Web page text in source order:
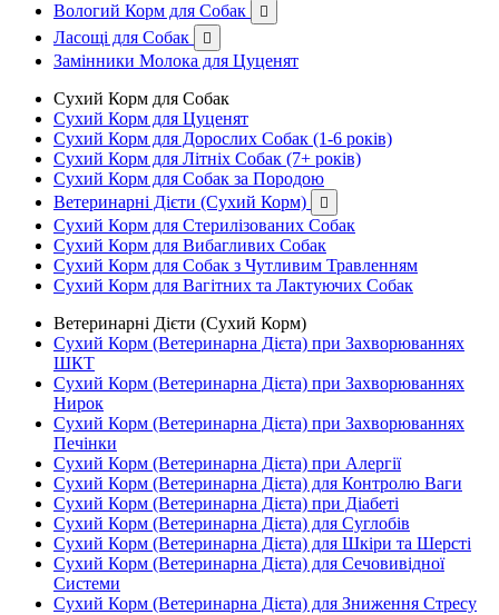
Вологий Корм для Собак 
Ласощі для Собак 
Замінники Молока для Цуценят
Сухий Корм для Собак
Сухий Корм для Цуценят
Сухий Корм для Дорослих Собак (1-6 років)
Сухий Корм для Літніх Собак (7+ років)
Сухий Корм для Собак за Породою
Ветеринарні Дієти (Сухий Корм)

Сухий Корм для Стерилізованих Собак
Сухий Корм для Вибагливих Собак
Сухий Корм для Собак з Чутливим Травленням
Сухий Корм для Вагітних та Лактуючих Собак
Ветеринарні Дієти (Сухий Корм)
Сухий Корм (Ветеринарна Дієта) при Захворюваннях
ШКТ
Сухий Корм (Ветеринарна Дієта) при Захворюваннях
Нирок
Сухий Корм (Ветеринарна Дієта) при Захворюваннях
Печінки
Сухий Корм (Ветеринарна Дієта) при Алергії
Сухий Корм (Ветеринарна Дієта) для Контролю Ваги
Сухий Корм (Ветеринарна Дієта) при Діабеті
Сухий Корм (Ветеринарна Дієта) для Суглобів
Сухий Корм (Ветеринарна Дієта) для Шкіри та Шерсті
Сухий Корм (Ветеринарна Дієта) для Сечовивідної
Системи
Сухий Корм (Ветеринарна Дієта) для Зниження Стресу